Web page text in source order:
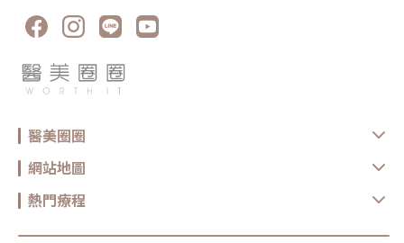
凰電波Thermage FLX、玩美電波Oligio、十倍電波TenTherma、IG電
波 IntraGen雙極電波＆多極電波，溫熱舒適！小資保養無負擔 治療原
理：電波能量主要是通過儀器的探頭上不同的金屬(電極)數量，在不同
用的多數為1Mhz電波頻率。 療程優缺點 優點：疼痛感低、收費低（無
耗材）、非侵入性、幾乎無修復期 缺點：能量穿透深度淺（僅上真皮層
約1-2mm）、療程維持時間較短、需多次療程 代表性機種：女王電波
出方式又細分成「單極」微針電波與「雙極」微針電波，其單極與雙極
的差異如上所述，而微針則代表治療探頭前端包含極細的尖針，針頭進
3Mhz之間。 療程優缺點 優點：能量傳遞深度最深可達8mm（進針深
所能達到的療效不同，這邊泛指的是微針電波這個類別的機器各自在仿
單中的不同適應證） 缺點：疼痛感高、收費中高（有耗材）、侵入性療
醫美圈圈
網站地圖
熱門療程